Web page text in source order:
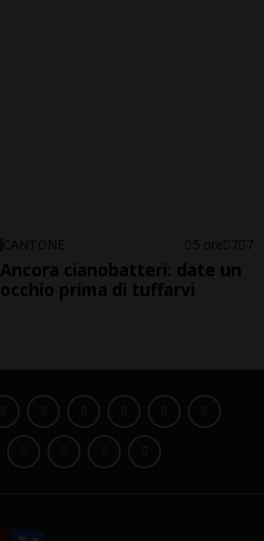
CANTONE 5 ore 7 7
Ancora cianobatteri: date un
occhio prima di tuffarvi